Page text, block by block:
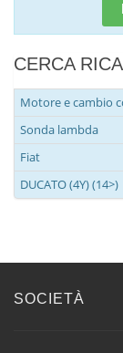
CERCA
Motore e cambio
Sonda lambda
Fiat
DUCATO (4Y) (14>)
SOCIETÀ